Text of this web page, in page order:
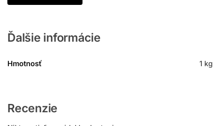
Ďalšie informácie
Hmotnosť 1 kg
Recenzie